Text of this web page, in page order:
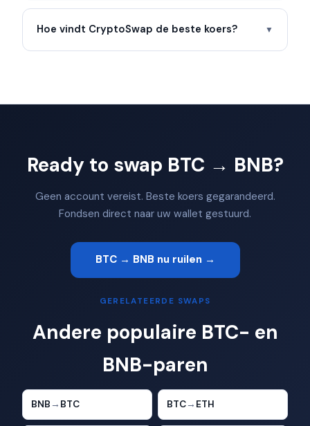
Hoe vindt CryptoSwap de beste koers? ▼
Ready to swap BTC → BNB?
Geen account vereist. Beste koers gegarandeerd.
Fondsen direct naar uw wallet gestuurd.
BTC → BNB nu ruilen →
GERELATEERDE SWAPS
Andere populaire BTC- en
BNB-paren
BNB → BTC BTC→ ETH